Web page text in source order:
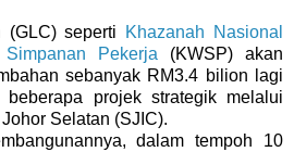
(GLC) seperti
Khazanah Nasional
Pekerja (KWSP) akan
sebanyak RM3.4 bilion lagi
beberapa projek strategik melalui
Selatan (SJIC).
dalam tempoh 10